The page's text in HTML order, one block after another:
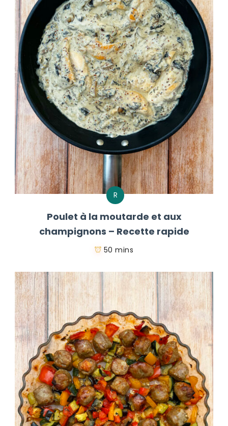
R
Poulet à la moutarde et aux
champignons – Recette rapide
50 mins